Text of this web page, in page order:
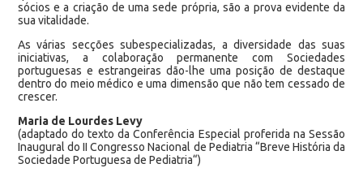
sócios e a criação de uma sede própria, são a prova evidente da
sua vitalidade.
As várias secções subespecializadas, a diversidade das suas
iniciativas, a colaboração permanente com Sociedades
portuguesas e estrangeiras dão-lhe uma posição de destaque
dentro do meio médico e uma dimensão que não tem cessado de
crescer.
Maria de Lourdes Levy
(adaptado do texto da Conferência Especial proferida na Sessão
Inaugural do II Congresso Nacional de Pediatria “Breve História da
Sociedade Portuguesa de Pediatria“)